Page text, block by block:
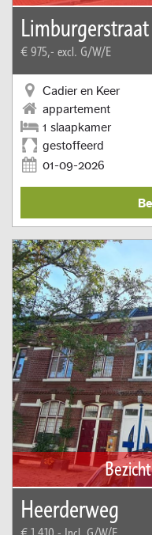
Limburgerstraat
€ 975,- excl. G/W/E
Cadier en Keer
appartement
1 slaapkamer
gestoffeerd
01-09-2026
Heerderweg